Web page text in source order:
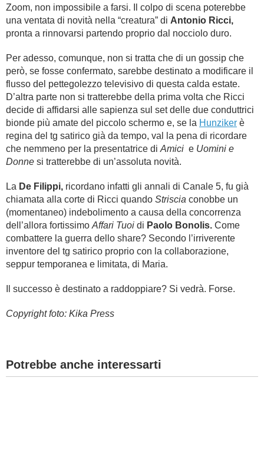
Zoom, non impossibile a farsi. Il colpo di scena poterebbe
una ventata di novità nella “creatura” di Antonio Ricci,
pronta a rinnovarsi partendo proprio dal nocciolo duro.
Per adesso, comunque, non si tratta che di un gossip che
però, se fosse confermato, sarebbe destinato a modificare il
flusso del pettegolezzo televisivo di questa calda estate.
D’altra parte non si tratterebbe della prima volta che Ricci
decide di affidarsi alle sapienza sul set delle due conduttrici
bionde più amate del piccolo schermo e, se la Hunziker è
regina del tg satirico già da tempo, val la pena di ricordare
che nemmeno per la presentatrice di Amici e Uomini e
Donne si tratterebbe di un’assoluta novità.
La De Filippi, ricordano infatti gli annali di Canale 5, fu già
chiamata alla corte di Ricci quando Striscia conobbe un
(momentaneo) indebolimento a causa della concorrenza
dell’allora fortissimo Affari Tuoi di Paolo Bonolis. Come
combattere la guerra dello share? Secondo l’irriverente
inventore del tg satirico proprio con la collaborazione,
seppur temporanea e limitata, di Maria.
Il successo è destinato a raddoppiare? Si vedrà. Forse.
Copyright foto: Kika Press
Potrebbe anche interessarti